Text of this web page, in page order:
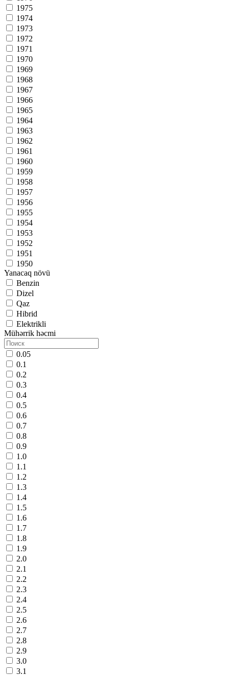
1975
1974
1973
1972
1971
1970
1969
1968
1967
1966
1965
1964
1963
1962
1961
1960
1959
1958
1957
1956
1955
1954
1953
1952
1951
1950
Yanacaq növü
Benzin
Dizel
Qaz
Hibrid
Elektrikli
Mühərrik həcmi
0.05
0.1
0.2
0.3
0.4
0.5
0.6
0.7
0.8
0.9
1.0
1.1
1.2
1.3
1.4
1.5
1.6
1.7
1.8
1.9
2.0
2.1
2.2
2.3
2.4
2.5
2.6
2.7
2.8
2.9
3.0
3.1